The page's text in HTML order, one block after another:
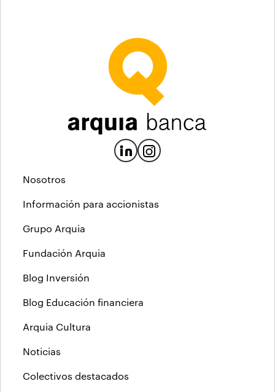
Nosotros
Información para accionistas
Grupo Arquia
Fundación Arquia
Blog Inversión
Blog Educación financiera
Arquia Cultura
Noticias
Colectivos destacados